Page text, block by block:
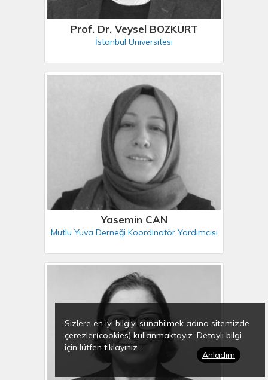
Prof. Dr. Veysel BOZKURT
İstanbul Üniversitesi
Yasemin CAN
Mutlu Yuva Derneği Koordinatör Yardımcısı
Sizlere en iyi bilgiyi sunabilmek adına sitemizde
çerezler(cookies) kullanmaktayız. Detaylı bilgi
için lütfen tıklayınız.
Anladım